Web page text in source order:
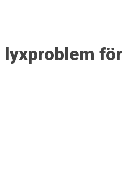
lyxproblem för